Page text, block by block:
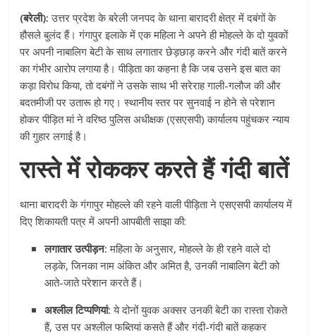
(बरेली): उत्तर प्रदेश के बरेली जनपद के थाना बारादरी क्षेत्र में दबंगों के
हौसले बुलंद हैं। गंगापुर इलाके में एक महिला ने अपने ही मोहल्ले के दो युवकों
पर अपनी नाबालिग बेटी के साथ लगातार छेड़छाड़ करने और गंदी बातें करने
का गंभीर आरोप लगाया है। पीड़िता का कहना है कि जब उसने इस बात का
कड़ा विरोध किया, तो दबंगों ने उसके साथ भी सरेराह गाली-गलौज की और
बदतमीजी पर उतारू हो गए। स्थानीय स्तर पर सुनवाई न होने से परेशान
होकर पीड़ित मां ने वरिष्ठ पुलिस अधीक्षक (एसएसपी) कार्यालय पहुंचकर न्याय
की गुहार लगाई है।
रास्ते में रोककर करते हैं गंदी बातें
थाना बारादरी के गंगापुर मोहल्ले की रहने वाली पीड़िता ने एसएसपी कार्यालय में
दिए शिकायती पत्र में अपनी आपबीती साझा की:
लगातार उत्पीड़न: महिला के अनुसार, मोहल्ले के ही रहने वाले दो
लड़के, जिनका नाम अंकित और अमित है, उनकी नाबालिग बेटी को
आते-जाते परेशान करते हैं।
अश्लील टिप्पणियां: ये दोनों युवक अक्सर उनकी बेटी का रास्ता रोकते
हैं, उस पर अश्लील फब्तियां कसते हैं और गंदी-गंदी बातें कहकर